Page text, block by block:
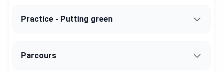
Practice - Putting green
Parcours